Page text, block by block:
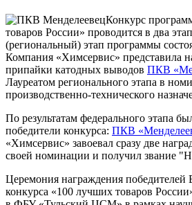
Конкурс
товаров России» проводится в два
(региональный) этап программы
Компания «Химсервис» представила
припайки катодных выводов ПКВ
Лауреатом регионального этапа в
производственно-технического
По результатам федерального этапа
победители конкурса: ПКВ
«Химсервис» завоевал сразу две
своей номинации и получил звание
Церемония награждения победителей
конкурса «100 лучших товаров